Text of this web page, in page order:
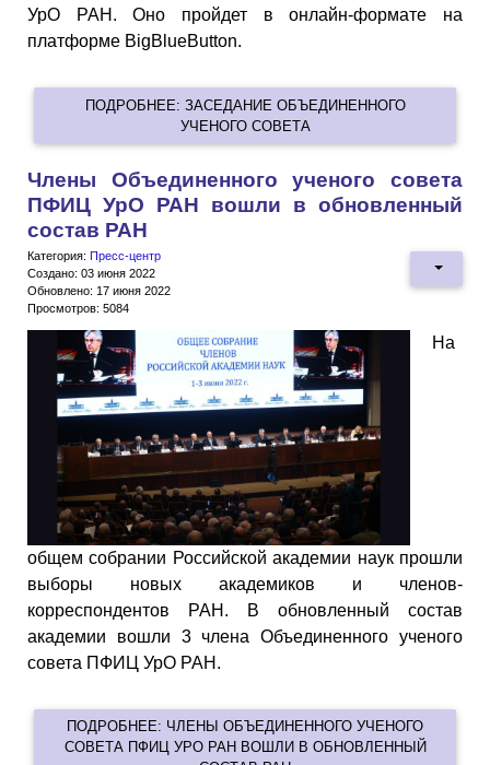
УрО РАН. Оно пройдет в онлайн-формате на
платформе BigBlueButton.
ПОДРОБНЕЕ: ЗАСЕДАНИЕ ОБЪЕДИНЕННОГО
УЧЕНОГО СОВЕТА
Члены Объединенного ученого совета
ПФИЦ УрО РАН вошли в обновленный
состав РАН
Категория: Пресс-центр
Создано: 03 июня 2022
Обновлено: 17 июня 2022
Просмотров: 5084
На
общем собрании Российской академии наук прошли
выборы новых академиков и членов-
корреспондентов РАН. В обновленный состав
академии вошли 3 члена Объединенного ученого
совета ПФИЦ УрО РАН.
ПОДРОБНЕЕ: ЧЛЕНЫ ОБЪЕДИНЕННОГО УЧЕНОГО
СОВЕТА ПФИЦ УРО РАН ВОШЛИ В ОБНОВЛЕННЫЙ